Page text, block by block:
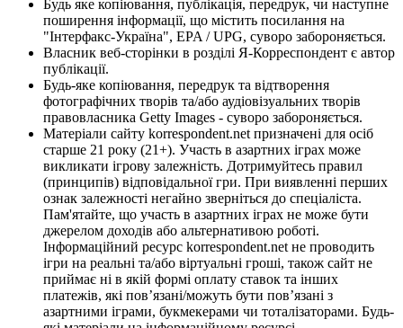
Будь яке копіювання, публікація, передрук, чи наступне
поширення інформації, що містить посилання на
"Інтерфакс-Україна", EPA / UPG, суворо забороняється.
Власник веб-сторінки в розділі Я-Корреспондент є автор
публікації.
Будь-яке копіювання, передрук та відтворення
фотографічних творів та/або аудіовізуальних творів
правовласника Getty Images - суворо забороняється.
Матеріали сайту korrespondent.net призначені для осіб
старше 21 року (21+). Участь в азартних іграх може
викликати ігрову залежність. Дотримуйтесь правил
(принципів) відповідальної гри. При виявленні перших
ознак залежності негайно зверніться до спеціаліста.
Пам'ятайте, що участь в азартних іграх не може бути
джерелом доходів або альтернативою роботі.
Інформаційний ресурс korrespondent.net не проводить
ігри на реальні та/або віртуальні гроші, також сайт не
приймає ні в якій формі оплату ставок та інших
платежів, які пов’язані/можуть бути пов’язані з
азартними іграми, букмекерами чи тоталізаторами. Будь-